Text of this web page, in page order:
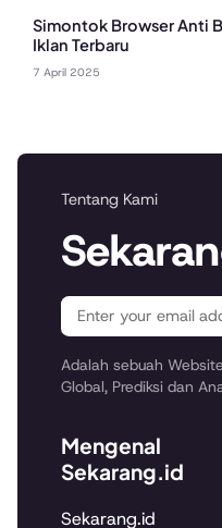
Simontok Browser Anti
Iklan Terbaru
7 April 2025
Tentang Kami
Adalah sebuah
Global, Prediksi dan
Mengenal
Sekarang.id
Sekarang.id